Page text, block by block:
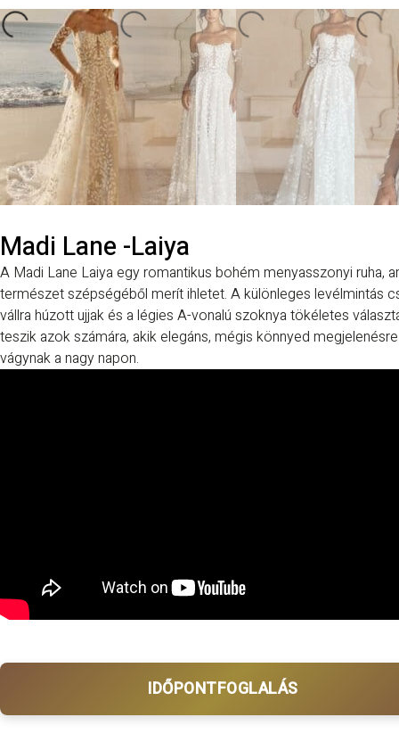
Madi Lane -Laiya
A Madi Lane Laiya egy romantikus bohém menyasszonyi ruha,
természet szépségéből merít ihletet. A különleges levélmintás
vállra húzott ujjak és a légies A-vonalú szoknya tökéletes
teszik azok számára, akik elegáns, mégis könnyed megjelenésre
vágynak a nagy napon.
IDŐPONTFOGLALÁS